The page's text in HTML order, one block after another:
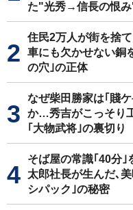
た"光秀→信長の恨み
住民2万人が街を捨
車にも欠かせない銅
の穴｣の正体
なぜ柴田勝家は｢賤
か…秀吉がこっそり
｢大物武将｣の裏切り
そば屋の常識｢40分
太郎社長が生んだ､
シパック｣の秘密